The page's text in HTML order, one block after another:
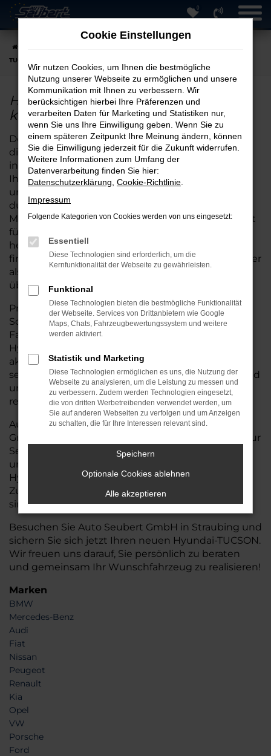
Zum
Hauptinhalt
springen
0
TUCSON Neuwagen online kaufen
Hyundai TUCSON Neuwagen online
kaufen
Der Kauf eines Neuwagens ist eine Entscheidung,
die gut überlegt sein will. Bei Auto Seubert GmbH
in Straubing begleiten wir Sie auf dem Weg zu
Ihrem idealen Fahrzeug – kompetent, persönlich
und zuverlässig. Der Hyundai-TUCSON überzeugt
durch moderne Technologien, effiziente
Motorisierungen und hohen Fahrkomfort – perfekt
für Alltag und Freizeit. Unsere Verkaufsberater
helfen Ihnen gerne dabei, das passende Modell zu
finden – ganz gleich, ob individuell konfiguriert oder
als sofort verfügbares Lagerfahrzeug aus unserem
über 2.000 Fahrzeuge starken Bestand.
Profitieren Sie zudem von attraktiven
Sonderangeboten und exklusiven
Fahrzeugpaketen, mit denen Sie beim Kauf Ihres
Hyundai-TUCSON bares Geld sparen. Ihren
aktuellen Gebrauchtwagen nehmen wir
selbstverständlich in Zahlung – transparent, fair und
unkompliziert – damit Ihr Fahrzeugwechsel
reibungslos und kosteneffizient abläuft.
Auch nach dem Kauf steht Ihnen Auto Seubert
GmbH mit einem zertifizierten Werkstattservice zur
Seite. Ob Wartung, Inspektion oder Reparatur –
unser geschultes Team sorgt dafür, dass Ihr
Hyundai-TUCSON in Bestform bleibt.
Zuverlässigkeit, faire Preise und kurze Standzeiten
sind für uns selbstverständlich.
Besuchen Sie Auto Seubert GmbH in Straubing und
sichern Sie sich jetzt Ihren neuen Hyundai-TUCSON.
Wir freuen uns darauf, Sie persönlich zu beraten
und gemeinsam Ihr Wunschfahrzeug zu realisieren!
Marken
BMW
Mercedes-Benz
Audi
Fiat
Nissan
Peugeot
Renault
Kia
Opel
VW
Porsche
Ford
Cookie Einstellungen
Wir nutzen Cookies, um Ihnen die bestmögliche
Nutzung unserer Webseite zu ermöglichen und unsere
Kommunikation mit Ihnen zu verbessern. Wir
berücksichtigen hierbei Ihre Präferenzen und
verarbeiten Daten für Marketing und Statistiken nur,
wenn Sie uns Ihre Einwilligung geben. Wenn Sie zu
einem späteren Zeitpunkt Ihre Meinung ändern, können
Sie die Einwilligung jederzeit für die Zukunft widerrufen.
Weitere Informationen zum Umfang der
Datenverarbeitung finden Sie hier:
Datenschutzerklärung Cookie-Richtlinie
Impressum
Folgende Kategorien von Cookies werden von uns eingesetzt:
Essentiell
Diese Technologien sind erforderlich, um die
Kernfunktionalität der Webseite zu gewährleisten.
Funktional
Diese Technologien bieten die bestmögliche Funktionalität
der Webseite. Services von Drittanbietern wie Google
Maps, Chats, Fahrzeugbewertungssystem und weitere
werden aktiviert.
Statistik und Marketing
Diese Technologien ermöglichen es uns, die Nutzung der
Webseite zu analysieren, um die Leistung zu messen und
zu verbessern. Zudem werden Technologien eingesetzt,
die von dritten Werbetreibenden verwendet werden, um
Sie auf anderen Webseiten zu verfolgen und um Anzeigen
zu schalten, die für Ihre Interessen relevant sind.
Speichern
Optionale Cookies ablehnen
Alle akzeptieren